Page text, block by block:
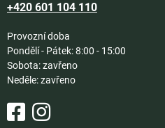
+420 601 104 110
Provozní doba
Pondělí - Pátek: 8:00 - 15:00
Sobota: zavřeno
Neděle: zavřeno